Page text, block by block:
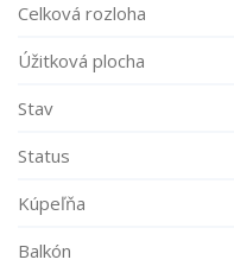
Celková rozloha
Úžitková plocha
Stav
Status
Kúpeľňa
Balkón